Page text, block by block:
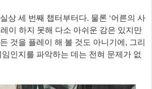
상 세 번째 챕터부터다. 물론 ‘어른의 사
이 하지 못해 다소 아쉬운 감은 있지만
것을 플레이 해 볼 것도 아니기에, 그리
인지를 파악하는 데는 전혀 문제가 없